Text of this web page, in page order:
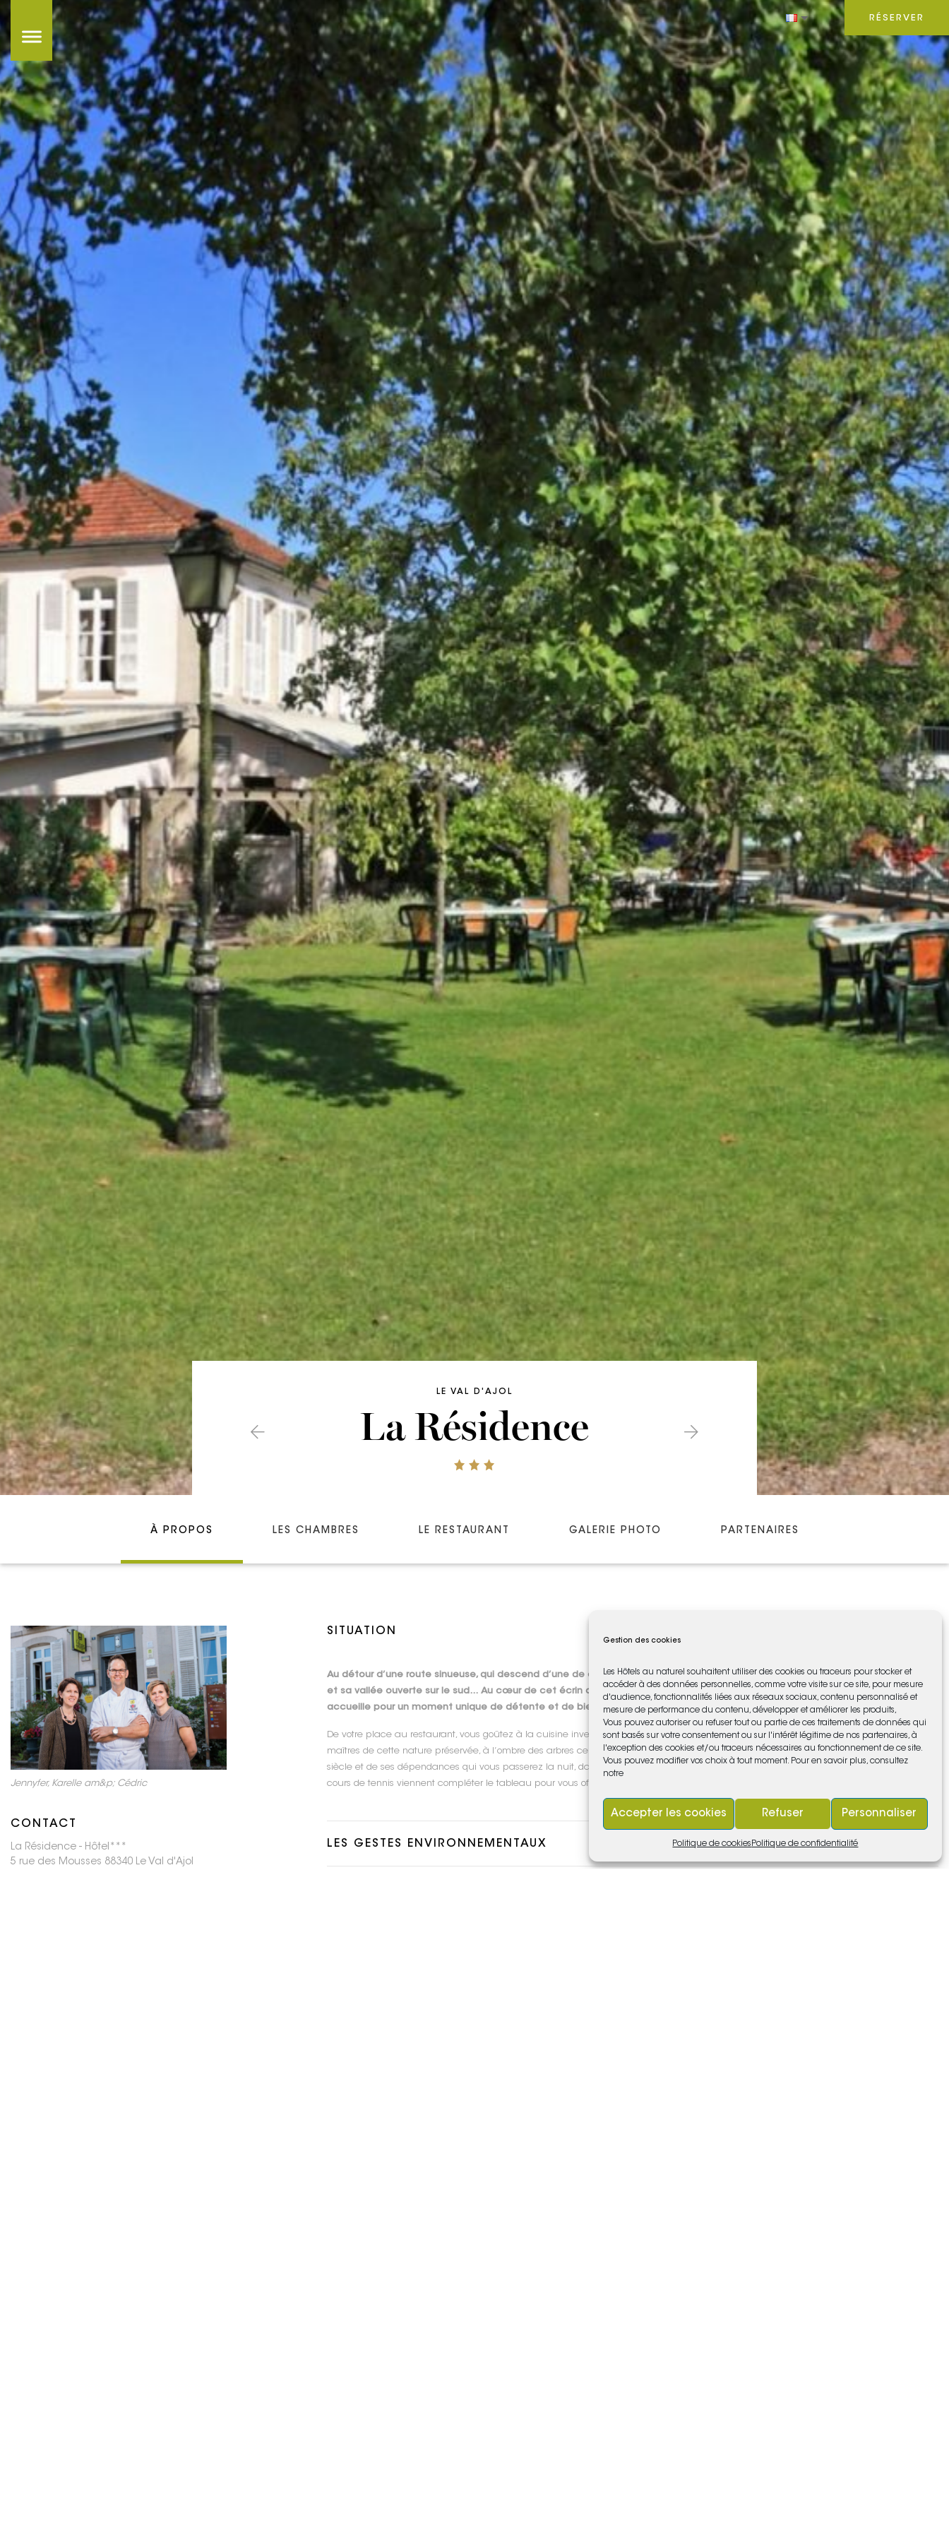
Gestion des cookies
Les Hôtels au naturel souhaitent utiliser des cookies ou traceurs pour stocker et
accéder à des données personnelles, comme votre visite sur ce site, pour mesure
d'audience, fonctionnalités liées aux réseaux sociaux, contenu personnalisé et
mesure de performance du contenu, développer et améliorer les produits,
Vous pouvez autoriser ou refuser tout ou partie de ces traitements de données qui
sont basés sur votre consentement ou sur l'intérêt légitime de nos partenaires, à
l'exception des cookies et/ou traceurs nécessaires au fonctionnement de ce site.
Vous pouvez modifier vos choix à tout moment. Pour en savoir plus, consultez
notre
Accepter les cookies Refuser Personnaliser
Politique de cookies Politique de confidentialité
RÉSERVER
LE VAL D'AJOL
La Résidence
À PROPOS LES CHAMBRES LE RESTAURANT GALERIE PHOTO PARTENAIRES
Jennyfer, Karelle am&p; Cédric
CONTACT
La Résidence - Hôtel***
5 rue des Mousses 88340 Le Val d'Ajol
SITUATION
Au détour d’une route sinueuse, qui descend d’une de ces douces montagnes dont sont faites les Vosges, apparaît le Val d’Ajol
et sa vallée ouverte sur le sud… Au cœur de cet écrin de verdure, La Résidence et son domaine de deux hectares vous
accueille pour un moment unique de détente et de bien-être.
De votre place au restaurant, vous goûtez à la cuisine inventive et gourmande de Cédric en observant les écureuils et les oiseaux,
maîtres de cette nature préservée, à l’ombre des arbres centenaires.Côté chambre, c’est dans le charme d’une vieille bâtisse du XIXe
siècle et de ses dépendances qui vous passerez la nuit, dans le calme d’un village de campagne.
Une piscine chauffée, un sauna et un
cours de tennis viennent compléter le tableau pour vous offrir un séjour dont vous garderez un souvenir inoubliable…
LES GESTES ENVIRONNEMENTAUX